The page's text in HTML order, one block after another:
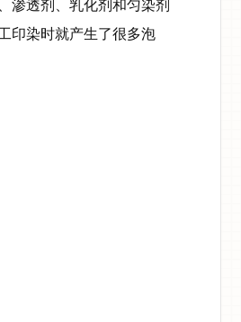
渗透剂、乳化剂和匀染剂
印染时就产生了很多泡